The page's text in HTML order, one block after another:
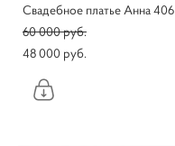
Свадебное платье Анна 406
60 000 pуб.
48 000 pуб.